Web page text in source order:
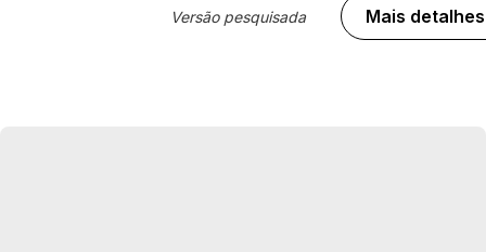
Versão pesquisada Mais detalhes